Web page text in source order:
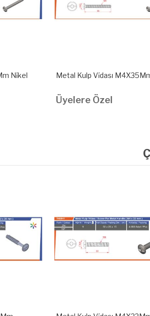
Ni̇kel Metal Kulp Vi̇dası
Üyelere Özel